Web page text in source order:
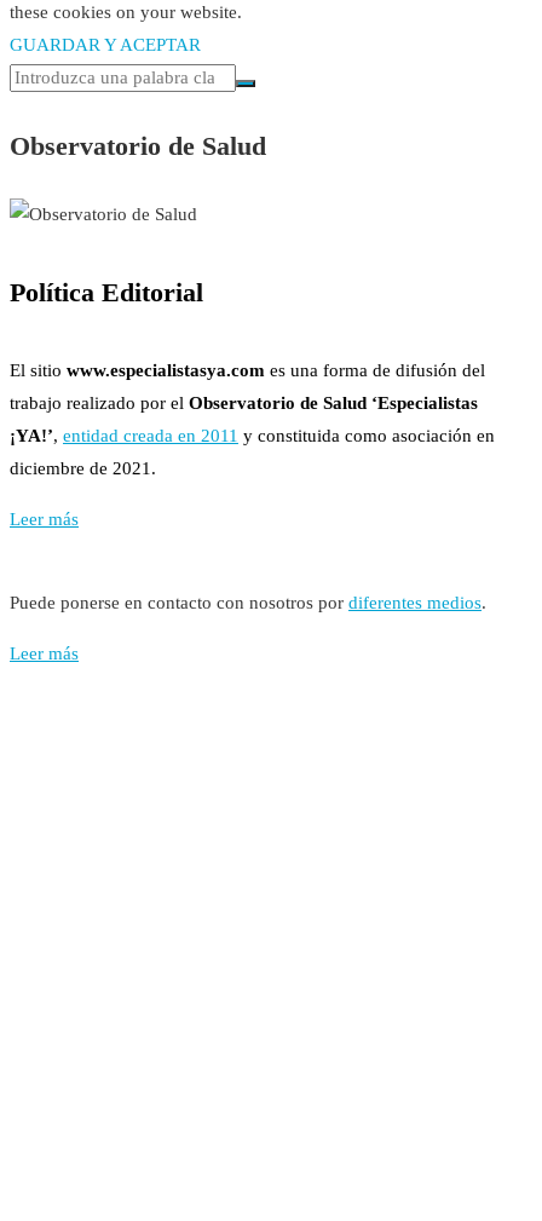
these cookies on your website.
GUARDAR Y ACEPTAR
Observatorio de Salud
Política Editorial
El sitio www.especialistasya.com es una forma de difusión del
trabajo realizado por el Observatorio de Salud ‘Especialistas
¡YA!’, entidad creada en 2011 y constituida como asociación en
diciembre de 2021.
Leer más
Puede ponerse en contacto con nosotros por diferentes medios.
Leer más